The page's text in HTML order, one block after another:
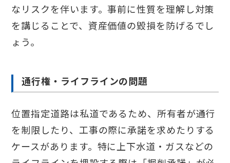
なリスクを伴います。事前に性質を理解し対策
を講じることで、資産価値の毀損を防げるでし
ょう。
通行権・ライフラインの問題
位置指定道路は私道であるため、所有者が通行
を制限したり、工事の際に承諾を求めたりする
ケースがあります。特に上下水道・ガスなどの